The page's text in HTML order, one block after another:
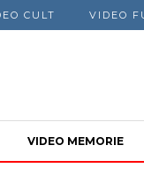
CULT VIDEO
VIDEO MEMORIE